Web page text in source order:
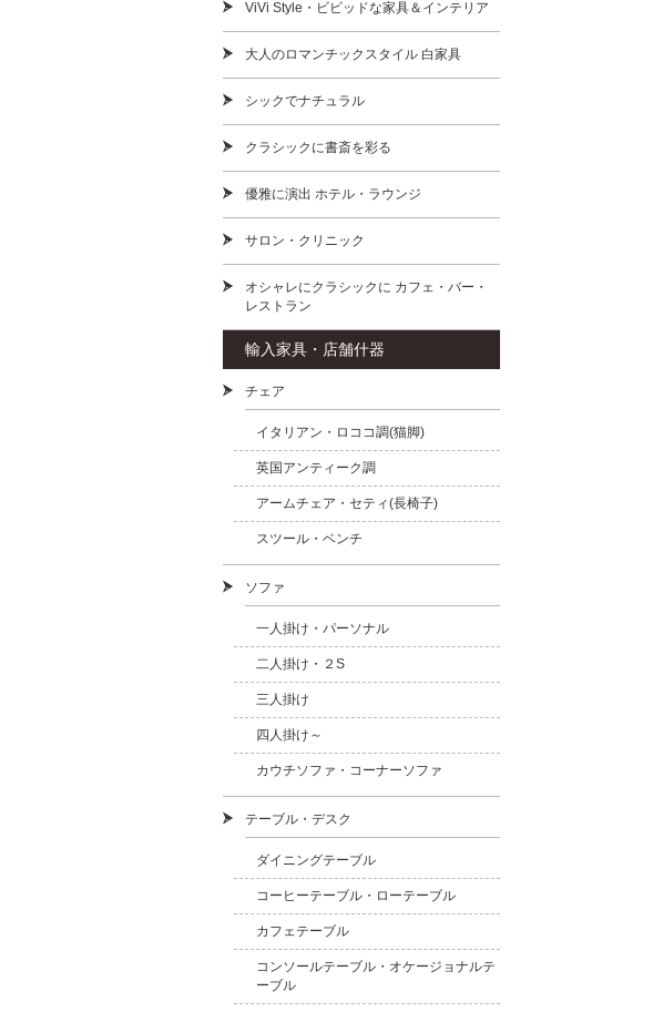
ViVi Style・ビビッドな家具＆インテリア
大人のロマンチックスタイル 白家具
シックでナチュラル
クラシックに書斎を彩る
優雅に演出 ホテル・ラウンジ
サロン・クリニック
オシャレにクラシックに カフェ・バー・
レストラン
輸入家具・店舗什器
チェア
イタリアン・ロココ調(猫脚)
英国アンティーク調
アームチェア・セティ(長椅子)
スツール・ベンチ
ソファ
一人掛け・パーソナル
二人掛け・２S
三人掛け
四人掛け～
カウチソファ・コーナーソファ
テーブル・デスク
ダイニングテーブル
コーヒーテーブル・ローテーブル
カフェテーブル
コンソールテーブル・オケージョナルテ
ーブル